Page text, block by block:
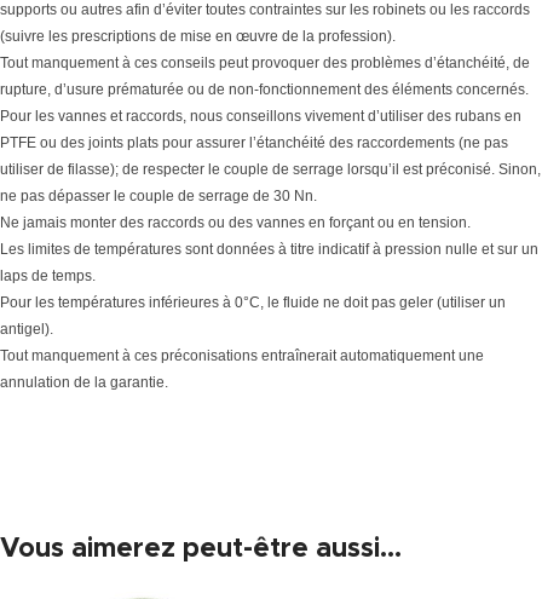
supports ou autres afin d’éviter toutes contraintes sur les robinets ou les raccords
(suivre les prescriptions de mise en œuvre de la profession).
Tout manquement à ces conseils peut provoquer des problèmes d’étanchéité, de
rupture, d’usure prématurée ou de non-fonctionnement des éléments concernés.
Pour les vannes et raccords, nous conseillons vivement d’utiliser des rubans en
PTFE ou des joints plats pour assurer l’étanchéité des raccordements (ne pas
utiliser de filasse); de respecter le couple de serrage lorsqu’il est préconisé. Sinon,
ne pas dépasser le couple de serrage de 30 Nn.
Ne jamais monter des raccords ou des vannes en forçant ou en tension.
Les limites de températures sont données à titre indicatif à pression nulle et sur un
laps de temps.
Pour les températures inférieures à 0°C, le fluide ne doit pas geler (utiliser un
antigel).
Tout manquement à ces préconisations entraînerait automatiquement une
annulation de la garantie.
Vous aimerez peut-être aussi…